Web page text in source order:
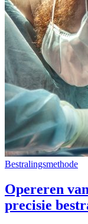
Bestralingsmethode
Opereren
precisie